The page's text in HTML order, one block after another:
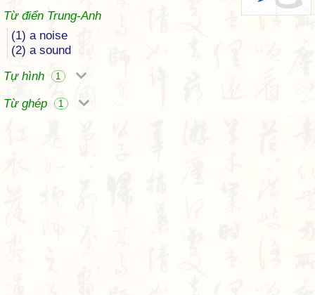
Từ điển Trung-Anh
(1) a noise
(2) a sound
Tự hình
1
Từ ghép 1